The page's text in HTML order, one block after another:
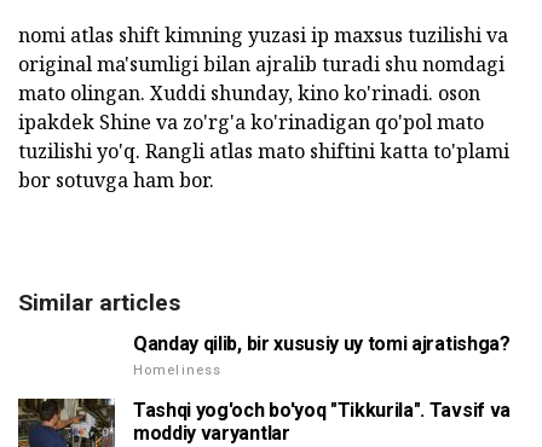
nomi atlas shift kimning yuzasi ip maxsus tuzilishi va
original ma'sumligi bilan ajralib turadi shu nomdagi
mato olingan. Xuddi shunday, kino ko'rinadi. oson
ipakdek Shine va zo'rg'a ko'rinadigan qo'pol mato
tuzilishi yo'q. Rangli atlas mato shiftini katta to'plami
bor sotuvga ham bor.
Similar articles
Qanday qilib, bir xususiy uy tomi ajratishga?
Homeliness
Tashqi yog'och bo'yoq "Tikkurila". Tavsif va
moddiy varyantlar